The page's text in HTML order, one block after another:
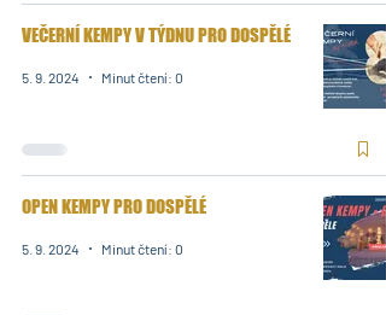
VEČERNÍ KEMPY V TÝDNU PRO DOSPĚLÉ
5. 9. 2024 Minut čtení: 0
OPEN KEMPY PRO DOSPĚLÉ
5. 9. 2024 Minut čtení: 0